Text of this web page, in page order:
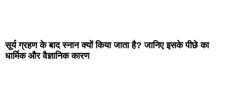
सूर्य ग्रहण के बाद स्नान क्यों किया जाता है? जानिए इसके पीछे का
धार्मिक और वैज्ञानिक कारण